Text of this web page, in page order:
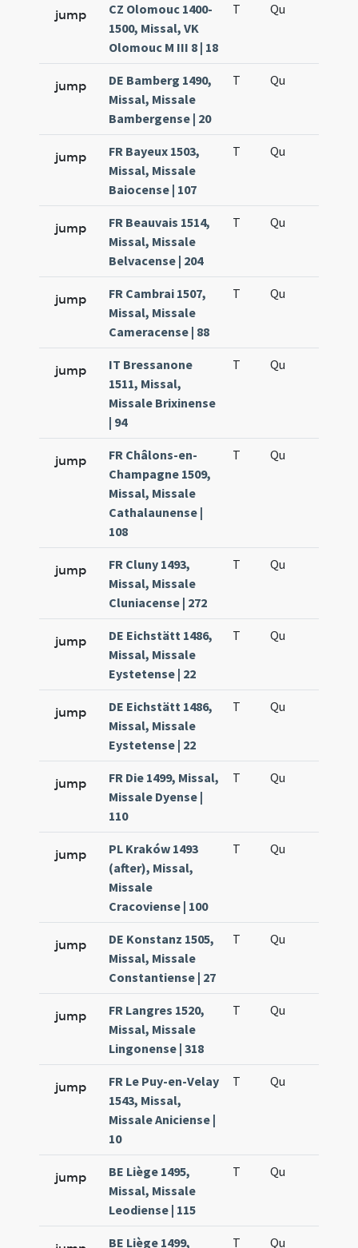
jump
CZ Olomouc 1400-
1500, Missal, VK
Olomouc M III 8 | 18
T Qu
jump
DE Bamberg 1490,
Missal, Missale
Bambergense | 20
T Qu
jump
FR Bayeux 1503,
Missal, Missale
Baiocense | 107
T Qu
jump
FR Beauvais 1514,
Missal, Missale
Belvacense | 204
T Qu
jump
FR Cambrai 1507,
Missal, Missale
Cameracense | 88
T Qu
jump
IT Bressanone
1511, Missal,
Missale Brixinense
| 94
T Qu
jump
FR Châlons-en-
Champagne 1509,
Missal, Missale
Cathalaunense |
108
T Qu
jump
FR Cluny 1493,
Missal, Missale
Cluniacense | 272
T Qu
jump
DE Eichstätt 1486,
Missal, Missale
Eystetense | 22
T Qu
jump
DE Eichstätt 1486,
Missal, Missale
Eystetense | 22
T Qu
jump
FR Die 1499, Missal,
Missale Dyense |
110
T Qu
jump
PL Kraków 1493
(after), Missal,
Missale
Cracoviense | 100
T Qu
jump
DE Konstanz 1505,
Missal, Missale
Constantiense | 27
T Qu
jump
FR Langres 1520,
Missal, Missale
Lingonense | 318
T Qu
jump
FR Le Puy-en-Velay
1543, Missal,
Missale Aniciense |
10
T Qu
jump
BE Liège 1495,
Missal, Missale
Leodiense | 115
T Qu
BE Liège 1499, T Qu